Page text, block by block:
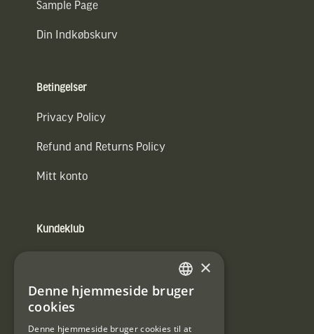
Sample Page
Din Indkøbskurv
Betingelser
Privacy Policy
Refund and Returns Policy
Mitt konto
Kundeklub
E-
post
SWEDISH
×
Denne hjemmeside bruger
cookies
Denne hjemmeside bruger cookies til at